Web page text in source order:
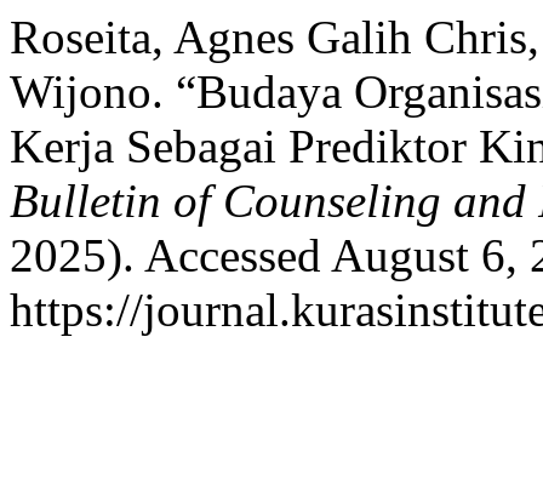
Roseita, Agnes Galih
Wijono. “Budaya
Kerja Sebagai Prediktor
Bulletin of Counseling and
2025). Accessed August 6,
https://